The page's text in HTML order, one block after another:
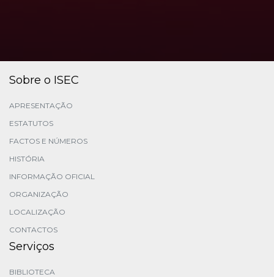
Sobre o ISEC
APRESENTAÇÃO
ESTATUTOS
FACTOS E NÚMEROS
HISTÓRIA
INFORMAÇÃO OFICIAL
ORGANIZAÇÃO
LOCALIZAÇÃO
CONTACTOS
Serviços
BIBLIOTECA